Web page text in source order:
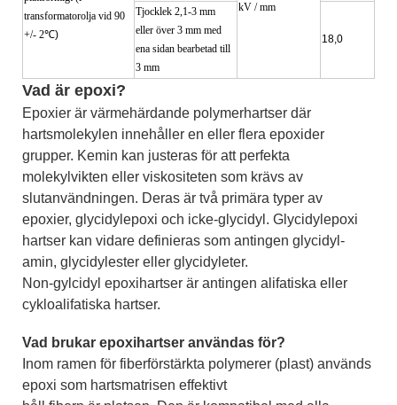
transformatorolja vid 90
+/- 2℃)
kV / mm
Tjocklek 2,1-3 mm
eller över 3 mm med
ena sidan bearbetad till
3 mm
18,0
Vad är epoxi?
Epoxier är värmehärdande polymerhartser där
hartsmolekylen innehåller en eller flera epoxider
grupper. Kemin kan justeras för att perfekta
molekylvikten eller viskositeten som krävs av
slutanvändningen. Deras är två primära typer av
epoxier, glycidylepoxi och icke-glycidyl. Glycidylepoxi
hartser kan vidare definieras som antingen glycidyl-
amin, glycidylester eller glycidyleter.
Non-gylcidyl epoxihartser är antingen alifatiska eller
cykloalifatiska hartser.
Vad brukar epoxihartser användas för?
Inom ramen för fiberförstärkta polymerer (plast) används
epoxi som hartsmatrisen effektivt